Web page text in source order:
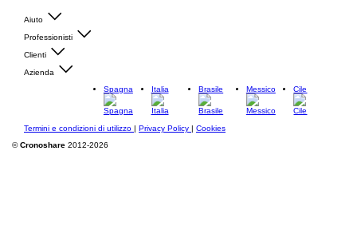
Aiuto
Professionisti
Clienti
Azienda
Spagna
Italia Brasile Messico Cile
Termini e condizioni di utilizzo | Privacy Policy | Cookies
©Cronoshare 2012-2026